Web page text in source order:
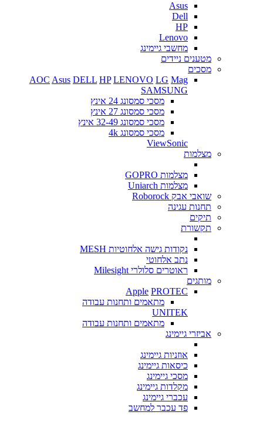
Asus
Dell
HP
Lenovo
מחשבי גיימינג
מטענים ניידים
מסכים
AOC Asus DELL HP LENOVO LG Mag
SAMSUNG
מסכי סמסונג 24 אינץ
מסכי סמסונג 27 אינץ
מסכי סמסונג 32-49 אינץ
מסכי סמסונג 4k
ViewSonic
מצלמות
מצלמות GOPRO
מצלמות Uniarch
שואבי אבק Roborock
תחנות עגינה
תיקים
תקשורת
נקודות גישה אלחוטיות MESH
נתב אלחוטי
ראוטרים סלולרי Milesight
מותגים
Apple PROTEC
מתאמים ותחנות עבודה
UNITEK
מתאמים ותחנות עבודה
אביזרי גיימינג
אוזניות גיימינג
כיסאות גיימינג
מסכי גיימינג
מקלדות גיימינג
עכברי גיימינג
פד עכבר למחשב